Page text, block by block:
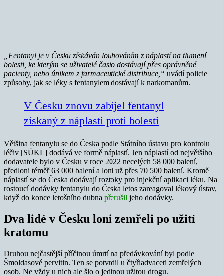
„Fentanyl je v Česku získáván louhováním z náplastí na tlumení
bolesti, ke kterým se uživatelé často dostávají přes oprávněné
pacienty, nebo únikem z farmaceutické distribuce,“ uvádí policie
způsoby, jak se léky s fentanylem dostávají k narkomanům.
V Česku znovu zabíjel fentanyl
získaný z náplasti proti bolesti
Většina fentanylu se do Česka podle Státního ústavu pro kontrolu
léčiv [SÚKL] dodává ve formě náplastí. Jen náplastí od největšího
dodavatele bylo v Česku v roce 2022 necelých 58 000 balení,
předloni téměř 63 000 balení a loni už přes 70 500 balení. Kromě
náplastí se do Česka dodávají roztoky pro injekční aplikaci léku. Na
rostoucí dodávky fentanylu do Česka letos zareagoval lékový ústav,
když do konce letošního dubna přerušil jeho dodávky.
Dva lidé v Česku loni zemřeli po užití
kratomu
Druhou nejčastější příčinou úmrtí na předávkování byl podle
Šmoldasové pervitin. Ten se potvrdil u čtyřiadvaceti zemřelých
osob. Ne vždy u nich ale šlo o jedinou užitou drogu.